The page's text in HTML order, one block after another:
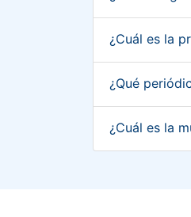
¿Cuál es la
¿Qué
¿Cuál es la